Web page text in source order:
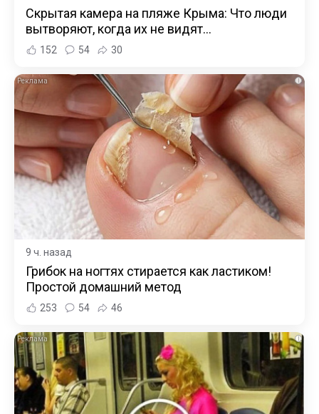
Скрытая камера на пляже Крыма: Что люди
вытворяют, когда их не видят...
152 54 30
i
9 ч. назад
Грибок на ногтях стирается как ластиком!
Простой домашний метод
253 54 46
i